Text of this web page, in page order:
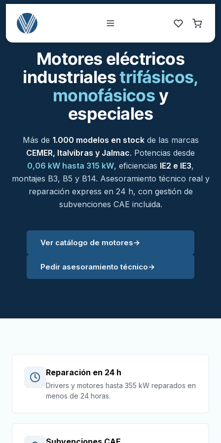
Motores eléctricos
industrialestrifásicos,
monofásicosy
especiales
Más de 1.000 modelos en stockde las marcas
CEMER, Italvibras y Jalmac. Potencias desde
0,06 kW hasta 315 kW, eficiencias IE2 e IE3,
montajes B3, B5 y B14. Asesoramiento técnico real y
reparación express en 24 h, con gestión de
subvenciones CAE incluida.
Ver catálogo de motores→
Pedir asesoramiento técnico→
Reparación en 24 h
Drivers y motores hasta 355 kW reparados en
menos de 24 horas.